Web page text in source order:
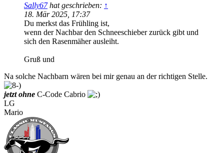
Sally67hat geschrieben: ↑
18. Mär 2025, 17:37
Du merkst das Frühling ist,
wenn der Nachbar den Schneeschieber zurück gibt und
sich den Rasenmäher ausleiht.
Gruß und
Na solche Nachbarn wären bei mir genau an der richtigen Stelle.
jetzt ohne C-Code Cabrio
LG
Mario